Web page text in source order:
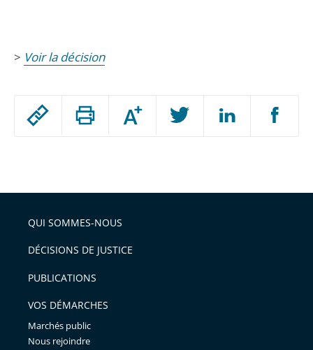
Passer
arriver
après
Augmenter
ou
l'article
pour
avant
> Voir la décision
QUI SOMMES-NOUS
DÉCISIONS DE JUSTICE
PUBLICATIONS
VOS DÉMARCHES
Marchés public
Nous rejoindre